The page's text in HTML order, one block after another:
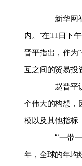
新华网福
内。”在11日下
晋平指出，作为
互之间的贸易投
赵晋平认
个伟大的构想，
模以及其他指标
“‘一带一
年，全球的年均